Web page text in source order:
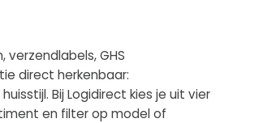
GHS
direct herkenbaar:
Bij Logidirect kies je uit vier
en filter op model of